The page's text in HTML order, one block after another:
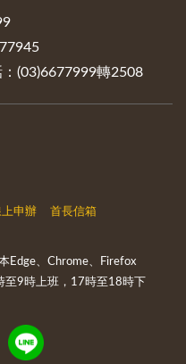
(03)6677999轉2508
上申辦 首長信箱
Edge、Chrome、Firefox
至9時上班，17時至18時下